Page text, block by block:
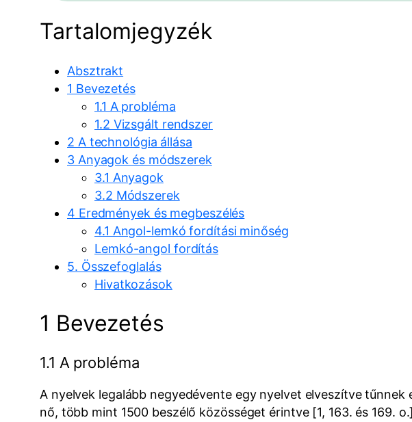
Tartalomjegyzék
Absztrakt
1 Bevezetés
1.1 A probléma
1.2 Vizsgált rendszer
2 A technológia állása
3 Anyagok és módszerek
3.1 Anyagok
3.2 Módszerek
4 Eredmények és megbeszélés
4.1 Angol-lemkó fordítási minőség
Lemkó-angol fordítás
5. Összefoglalás
Hivatkozások
1 Bevezetés
1.1 A probléma
A nyelvek legalább negyedévente egy nyelvet elveszítve
nő, több mint 1500 beszélő közösséget érintve [1, 163. és 169.